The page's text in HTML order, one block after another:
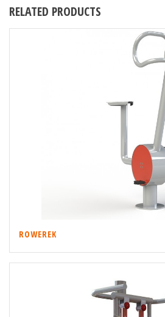
RELATED PRODUCTS
ROWEREK